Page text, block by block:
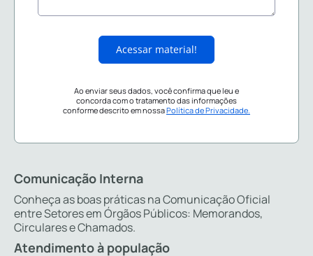
Acessar material!
Ao enviar seus dados, você confirma que leu e
concorda com o tratamento das informações
conforme descrito em nossaPolítica de Privacidade.
Comunicação Interna
Conheça as boas práticas na Comunicação Oficial
entre Setores em Órgãos Públicos: Memorandos,
Circulares e Chamados.
Atendimento à população